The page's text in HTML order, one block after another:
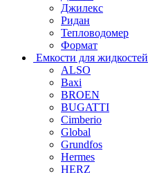
Джилекс
Ридан
Тепловодомер
Формат
Емкости для жидкостей
ALSO
Baxi
BROEN
BUGATTI
Cimberio
Global
Grundfos
Hermes
HERZ